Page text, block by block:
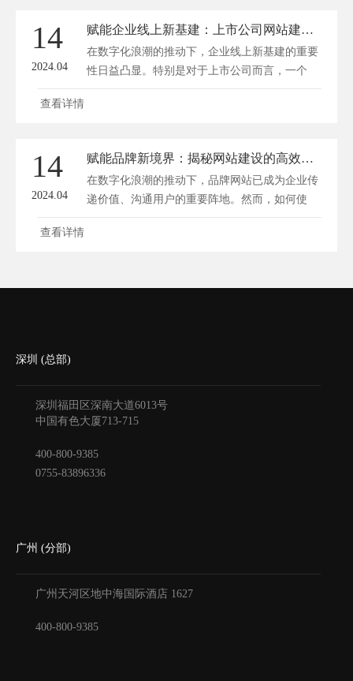
14
2024.04
赋能企业线上新基建：上市公司网站建设的艺术与实践
在数字化浪潮的推动下，企业线上新基建的重要
性日益凸显。特别是对于上市公司而言，一个
专...
查看详情
14
2024.04
赋能品牌新境界：揭秘网站建设的高效引力法则
在数字化浪潮的推动下，品牌网站已成为企业传
递价值、沟通用户的重要阵地。然而，如何使
品...
查看详情
深圳 (总部)
深圳福田区深南大道6013号
中国有色大厦713-715
400-800-9385
0755-83896336
广州 (分部)
广州天河区地中海国际酒店 1627
400-800-9385